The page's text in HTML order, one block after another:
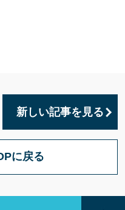
新しい記事を見る
に戻る